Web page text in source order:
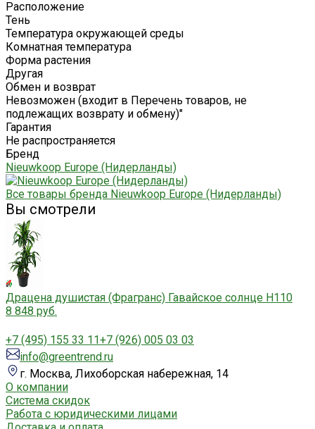
Расположение
Тень
Температура окружающей среды
Комнатная температура
Форма растения
Другая
Обмен и возврат
Невозможен (входит в Перечень товаров, не
подлежащих возврату и обмену)"
Гарантия
Не распространяется
Бренд
Nieuwkoop Europe (Нидерланды)
Все товары бренда Nieuwkoop Europe (Нидерланды)
Вы смотрели
Драцена душистая (Фрагранс) Гавайское солнце H110
8 848 руб.
+7 (495) 155 33 11+7 (926) 005 03 03
info@greentrend.ru
г. Москва, Лихоборская набережная, 14
О компании
Система скидок
Работа с юридическими лицами